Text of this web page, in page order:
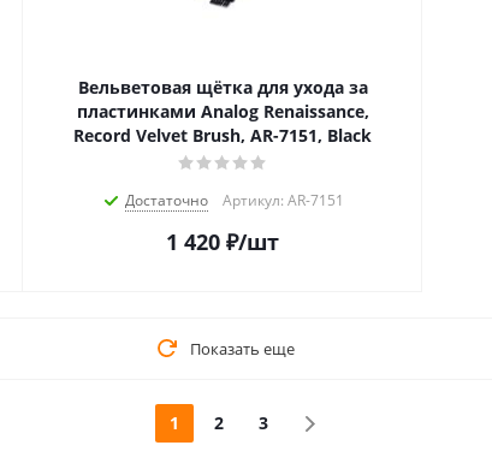
Вельветовая щётка для ухода за
пластинками Analog Renaissance,
Record Velvet Brush, AR-7151, Black
Достаточно Артикул: AR-7151
1 420 ₽/шт
Показать еще
1 2 3